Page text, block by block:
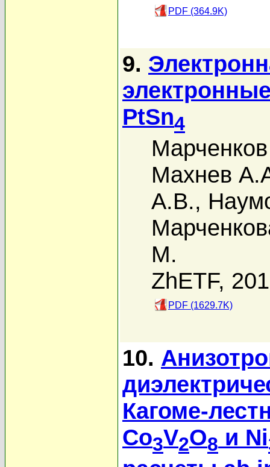
PDF (364.9K)
9.
PtSn4
Махнев
А.В.,
M.
ZhETF,
PDF (1629.7K)
10.
Кагоме-
Co3V2O8 и Ni